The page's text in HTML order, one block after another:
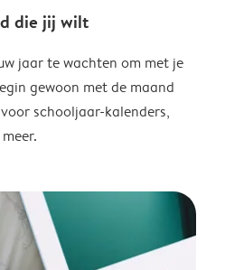
die jij wilt
jaar te wachten om met je
gewoon met de maand
schooljaar-kalenders,